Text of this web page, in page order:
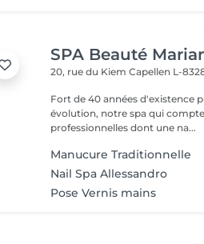
SPA Beauté
20, rue du KiemCapellen L-
Fort de 40 années d'existence
évolution, notre spa qui
professionnelles dont une na...
Manucure Traditionnelle
Nail Spa Allessandro
Pose Vernis mains